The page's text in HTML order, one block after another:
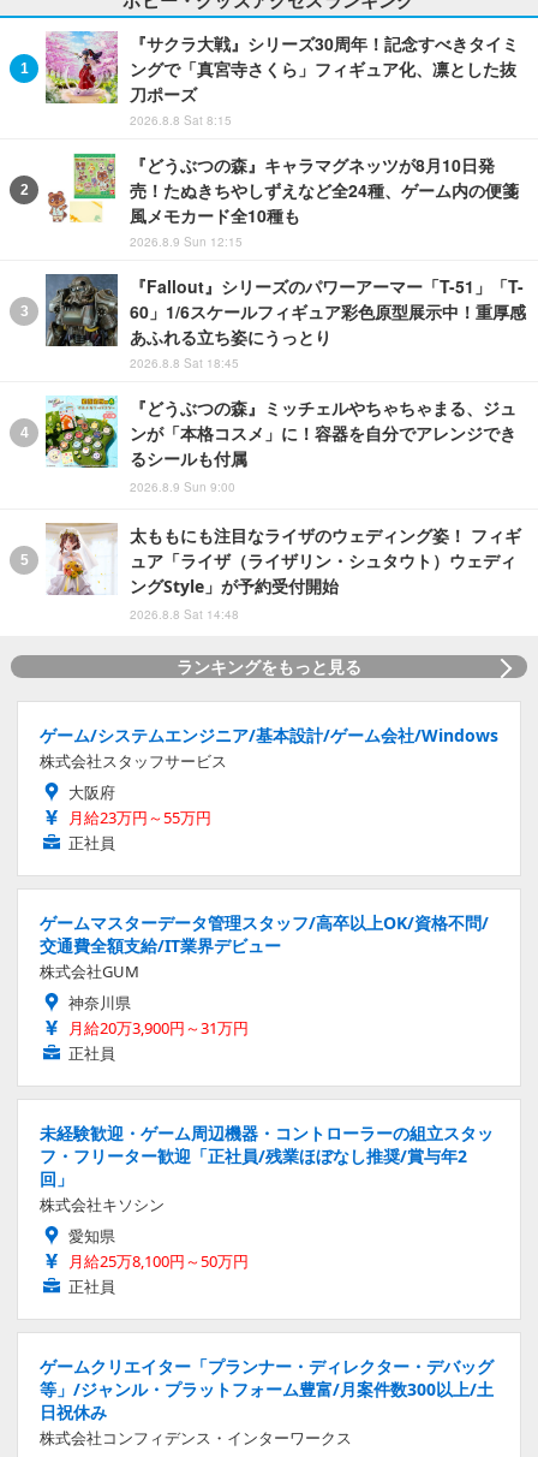
『サクラ大戦』シリーズ30周年！記念すべきタイミ
ングで「真宮寺さくら」フィギュア化、凛とした抜
刀ポーズ
2026.8.8 Sat 8:15
『どうぶつの森』キャラマグネッツが8月10日発
売！たぬきちやしずえなど全24種、ゲーム内の便箋
風メモカード全10種も
2026.8.9 Sun 12:15
『Fallout』シリーズのパワーアーマー「T-51」「T-
60」1/6スケールフィギュア彩色原型展示中！重厚感
あふれる立ち姿にうっとり
2026.8.8 Sat 18:45
『どうぶつの森』ミッチェルやちゃちゃまる、ジュ
ンが「本格コスメ」に！容器を自分でアレンジでき
るシールも付属
2026.8.9 Sun 9:00
太ももにも注目なライザのウェディング姿！ フィギ
ュア「ライザ（ライザリン・シュタウト）ウェディ
ングStyle」が予約受付開始
2026.8.8 Sat 14:48
ランキングをもっと見る
ゲーム/システムエンジニア/基本設計/ゲーム会社/Windows
株式会社スタッフサービス
大阪府
月給23万円～55万円
正社員
ゲームマスターデータ管理スタッフ/高卒以上OK/資格不問/
交通費全額支給/IT業界デビュー
株式会社GUM
神奈川県
月給20万3,900円～31万円
正社員
未経験歓迎・ゲーム周辺機器・コントローラーの組立スタッ
フ・フリーター歓迎「正社員/残業ほぼなし推奨/賞与年2
回」
株式会社キソシン
愛知県
月給25万8,100円～50万円
正社員
ゲームクリエイター「プランナー・ディレクター・デバッグ
等」/ジャンル・プラットフォーム豊富/月案件数300以上/土
日祝休み
株式会社コンフィデンス・インターワークス